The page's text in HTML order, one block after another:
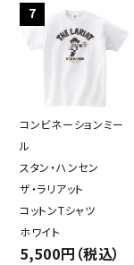
7
コンビネーションミー
ル
スタン・ハンセン
ザ・ラリアット
コットンTシャツ
ホワイト
5,500円（税込）